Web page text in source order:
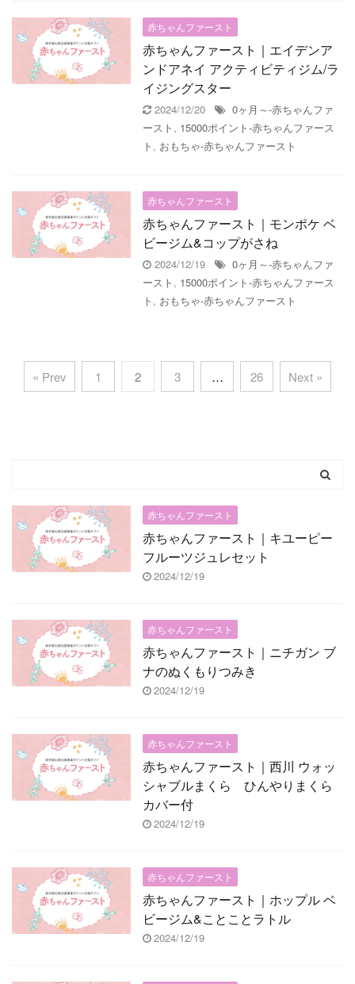
赤ちゃんファースト
赤ちゃんファースト｜エイデンア
ンドアネイ アクティビティジム/ラ
イジングスター
2024/12/20
0ヶ月～-赤ちゃんファ
ースト , 15000ポイント-赤ちゃんファース
ト , おもちゃ-赤ちゃんファースト
赤ちゃんファースト
赤ちゃんファースト｜モンポケ ベ
ビージム&コップがさね
2024/12/19
0ヶ月～-赤ちゃんファ
ースト , 15000ポイント-赤ちゃんファース
ト , おもちゃ-赤ちゃんファースト
« Prev 1 2 3 … 26 Next »
赤ちゃんファースト
赤ちゃんファースト｜キユーピー
フルーツジュレセット
2024/12/19
赤ちゃんファースト
赤ちゃんファースト｜ニチガン ブ
ナのぬくもりつみき
2024/12/19
赤ちゃんファースト
赤ちゃんファースト｜西川 ウォッ
シャブルまくら ひんやりまくら
カバー付
2024/12/19
赤ちゃんファースト
赤ちゃんファースト｜ホップル ベ
ビージム&ことことラトル
2024/12/19